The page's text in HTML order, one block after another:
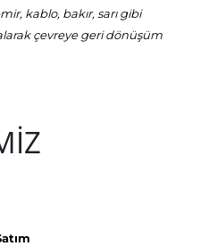
kablo, bakır, sarı gibi
çevreye geri dönüşüm